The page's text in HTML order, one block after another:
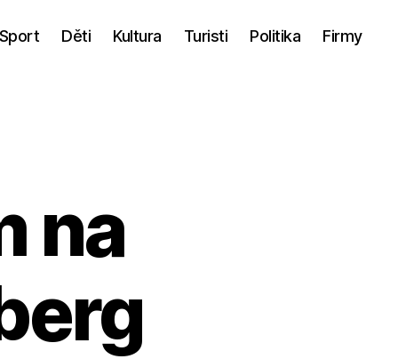
Sport Děti Kultura Turisti Politika Firmy
na